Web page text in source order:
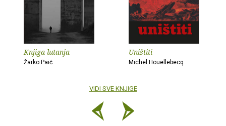
Knjiga lutanja
Žarko Paić
Uništiti
Michel Houellebecq
VIDI SVE KNJIGE